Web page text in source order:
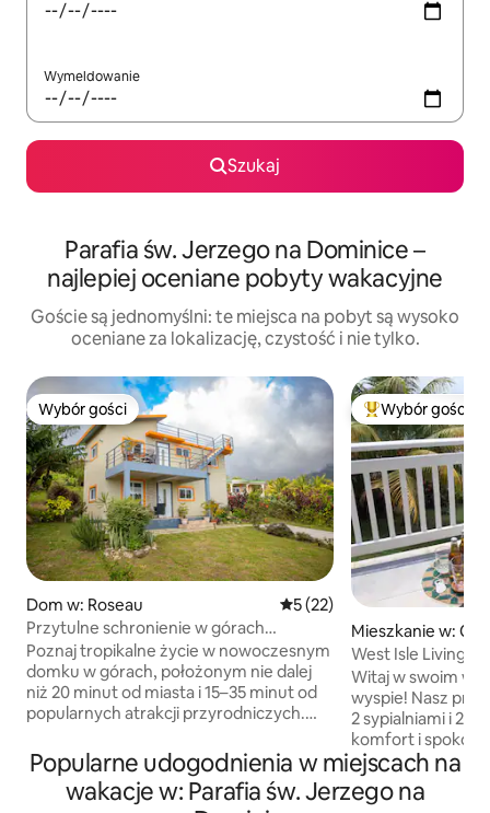
Wymeldowanie
Szukaj
Parafia św. Jerzego na Dominice –
najlepiej oceniane pobyty wakacyjne
Goście są jednomyślni: te miejsca na pobyt są wysoko
oceniane za lokalizację, czystość i nie tylko.
Wybór gości
Wybór gości
Dom w: Roseau Średnia ocena: 5 na 5,
5 (22)
Przytulne schronienie w górach
(Tropikalna oaza)
Poznaj tropikalne życie w nowoczesnym
domku w górach, położonym nie dalej
niż 20 minut od miasta i 15–35 minut od
popularnych atrakcji przyrodniczych.
z której roztaczają się spektakularne
widoki. Obudź się, gdy nad Twoją głową
przelatują miejscowe papugi. Ten domek
Wybór gości
Mieszkanie w:
West Isle Living,
Sunset Views
Witaj w swoim
wyspie! Nasz przestronny apartament z
2 sypialniami i 2
komfort i
– idealną dla par,
osób podróżujących
część dzienna/
Popularne udogodnienia w miejscach na
wakacje w: Parafia św. Jerzego na